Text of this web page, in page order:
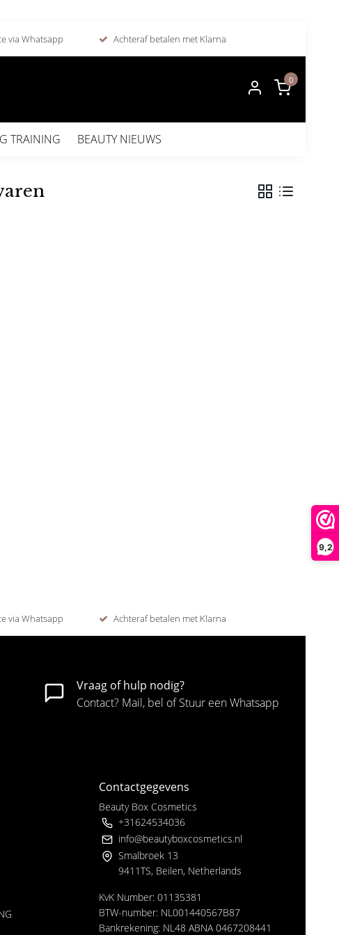
9,2
via Whatsapp Achteraf betalen met Klarna
0
TRAINING BEAUTY NIEUWS
via Whatsapp Achteraf betalen met Klarna
Vraag of hulp nodig?
Contact? Mail, bel of Stuur een Whatsapp
Contactgegevens
Beauty Box Cosmetics
+31624534036
info@beautyboxcosmetics.nl
Smalbroek 13
9411TS, Beilen, Netherlands
KvK Number: 01135381
BTW-number: NL001440567B87
Bankrekening: NL48 ABNA 0467208441